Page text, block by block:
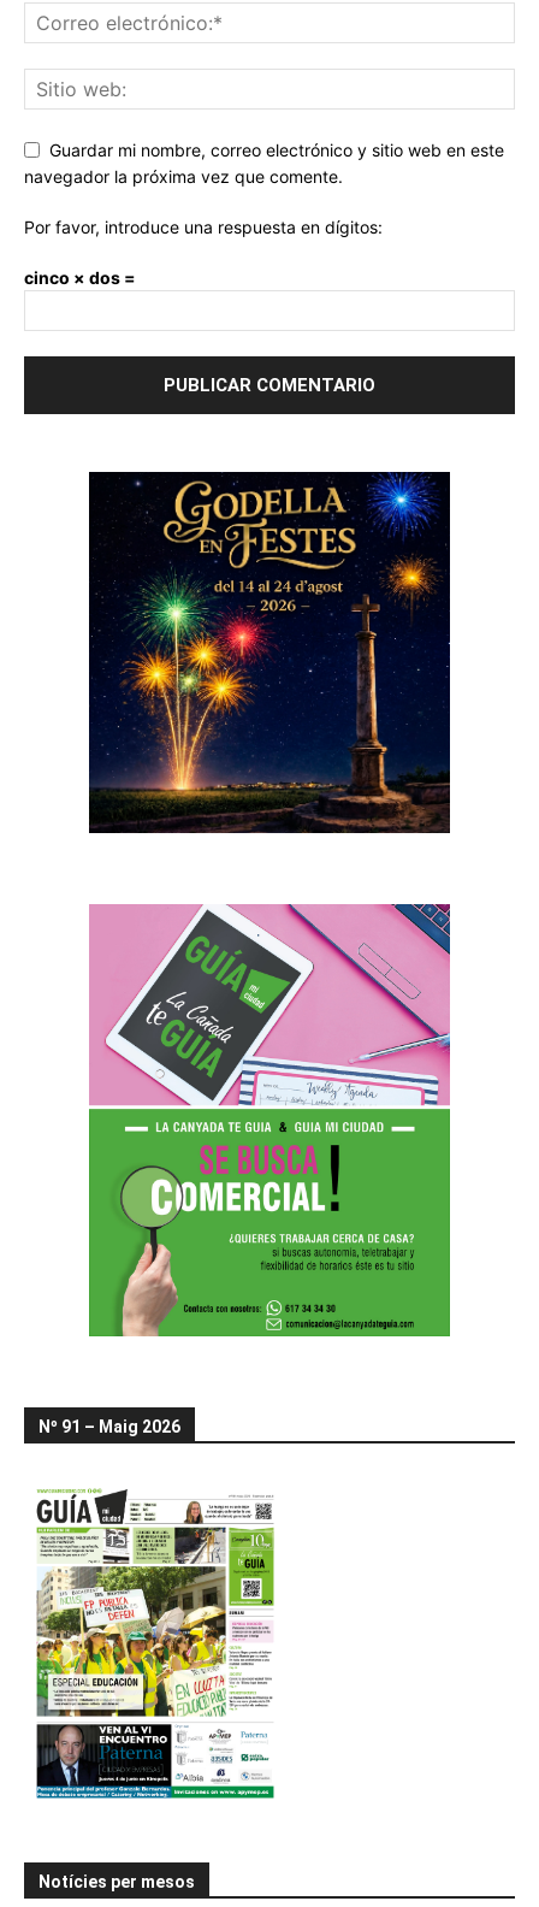
Guardar mi nombre, correo electrónico y sitio web en este
navegador la próxima vez que comente.
Por favor, introduce una respuesta en dígitos:
cinco × dos =
Nº 91 – Maig 2026
Notícies per mesos